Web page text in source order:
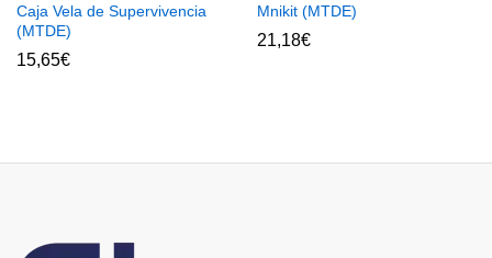
Caja Vela de Supervivencia
(MTDE)
15,65€
Mnikit (MTDE)
21,18€